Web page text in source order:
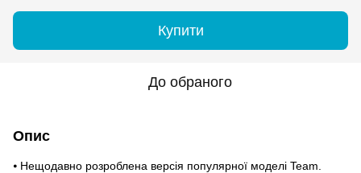
Купити
До обраного
Опис
⦁ Нещодавно розроблена версія популярної моделі Team.